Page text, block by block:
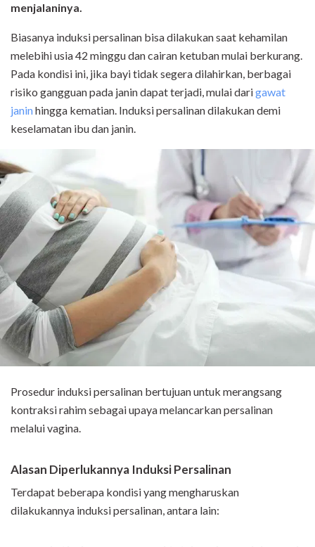
menjalaninya.
Biasanya induksi persalinan bisa dilakukan saat kehamilan
melebihi usia 42 minggu dan cairan ketuban mulai berkurang.
Pada kondisi ini, jika bayi tidak segera dilahirkan, berbagai
risiko gangguan pada janin dapat terjadi, mulai darigawat
janinhingga kematian. Induksi persalinan dilakukan demi
keselamatan ibu dan janin.
Prosedur induksi persalinan bertujuan untuk merangsang
kontraksi rahim sebagai upaya melancarkan persalinan
melalui vagina.
Alasan Diperlukannya InduksiPersalinan
Terdapat beberapa kondisi yang mengharuskan
dilakukannya induksi persalinan, antara lain: